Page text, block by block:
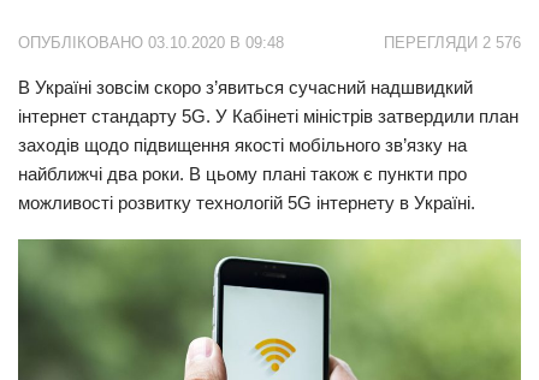
Харків
Донбас
Схід
Прикарпаття
Економіка
ПЕРЕГЛЯДИ 2 576
ОПУБЛІКОВАНО 03.10.2020 В 09:48
В Україні зовсім скоро з’явиться сучасний надшвидкий
інтернет стандарту 5G. У Кабінеті міністрів затвердили план
заходів щодо підвищення якості мобільного зв’язку на
найближчі два роки. В цьому плані також є пункти про
можливості розвитку технологій 5G інтернету в Україні.